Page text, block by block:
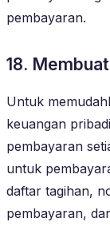
pembayaran.
18.
Untuk
keuangan
pembayaran
untuk
daftar tagihan,
pembayaran,